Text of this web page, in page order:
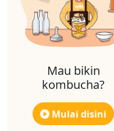
Mau bikin
kombucha?
Mulai disini